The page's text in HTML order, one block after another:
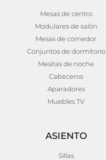
Mesas de centro
Modulares de salón
Mesas de comedor
Conjuntos de dormitorio
Mesitas de noche
Cabeceros
Aparadores
Muebles TV
ASIENTO
Sillas